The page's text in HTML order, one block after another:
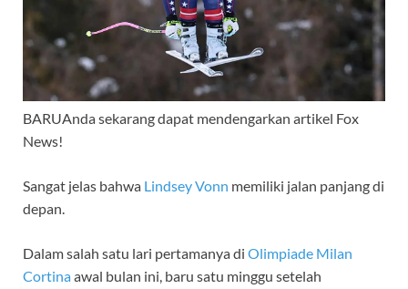
BARUAnda sekarang dapat mendengarkan artikel Fox
News!
Sangat jelas bahwa Lindsey Vonn memiliki jalan panjang di
depan.
Dalam salah satu lari pertamanya di Olimpiade Milan
Cortinaawal bulan ini, baru satu minggu setelah